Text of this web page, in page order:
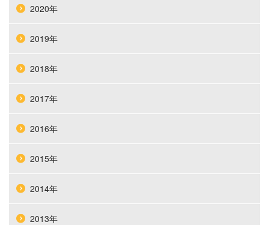
2020年
2019年
2018年
2017年
2016年
2015年
2014年
2013年